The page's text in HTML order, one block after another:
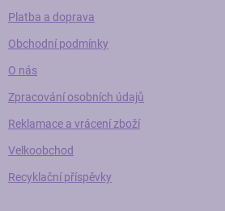
Platba a doprava
Obchodní podmínky
O nás
Zpracování osobních údajů
Reklamace a vrácení zboží
Velkoobchod
Recyklační příspěvky